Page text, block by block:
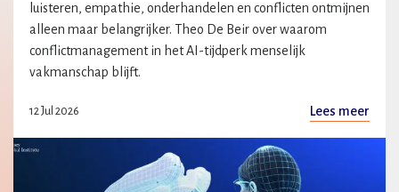
luisteren, empathie, onderhandelen en conflicten ontmijnen
alleen maar belangrijker. Theo De Beir over waarom
conflictmanagement in het AI-tijdperk menselijk
vakmanschap blijft.
12 Jul 2026 Lees meer